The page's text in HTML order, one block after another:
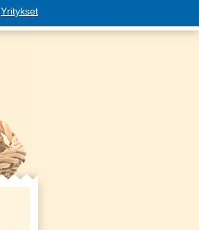
Yritykset